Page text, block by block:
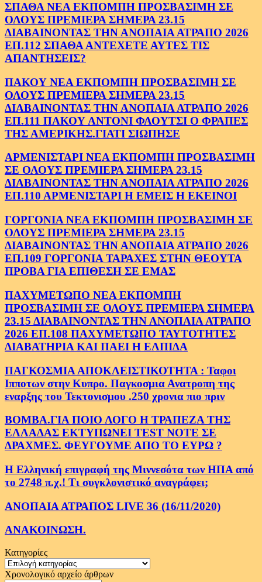
ΣΠΑΘΑ ΝΕΑ ΕΚΠΟΜΠΗ ΠΡΟΣΒΑΣΙΜΗ ΣΕ
ΟΛΟΥΣ ΠΡΕΜΙΕΡΑ ΣΗΜΕΡΑ 23.15
ΔΙΑΒΑΙΝΟΝΤΑΣ ΤΗΝ ΑΝΟΠΑΙΑ ΑΤΡΑΠΟ 2026
ΕΠ.112 ΣΠΑΘΑ ΑΝΤΕΧΕΤΕ ΑΥΤΕΣ ΤΙΣ
ΑΠΑΝΤΗΣΕΙΣ?
ΠΑΚΟΥ ΝΕΑ ΕΚΠΟΜΠΗ ΠΡΟΣΒΑΣΙΜΗ ΣΕ
ΟΛΟΥΣ ΠΡΕΜΙΕΡΑ ΣΗΜΕΡΑ 23.15
ΔΙΑΒΑΙΝΟΝΤΑΣ ΤΗΝ ΑΝΟΠΑΙΑ ΑΤΡΑΠΟ 2026
ΕΠ.111 ΠΑΚΟΥ ΑΝΤΟΝΙ ΦΑΟΥΤΣΙ Ο ΦΡΑΠΕΣ
ΤΗΣ ΑΜΕΡΙΚΗΣ.ΓΙΑΤΙ ΣΙΩΠΗΣΕ
ΑΡΜΕΝΙΣΤΑΡΙ ΝΕΑ ΕΚΠΟΜΠΗ ΠΡΟΣΒΑΣΙΜΗ
ΣΕ ΟΛΟΥΣ ΠΡΕΜΙΕΡΑ ΣΗΜΕΡΑ 23.15
ΔΙΑΒΑΙΝΟΝΤΑΣ ΤΗΝ ΑΝΟΠΑΙΑ ΑΤΡΑΠΟ 2026
ΕΠ.110 ΑΡΜΕΝΙΣΤΑΡΙ Η ΕΜΕΙΣ Η ΕΚΕΙΝΟΙ
ΓΟΡΓΟΝΙΑ ΝΕΑ ΕΚΠΟΜΠΗ ΠΡΟΣΒΑΣΙΜΗ ΣΕ
ΟΛΟΥΣ ΠΡΕΜΙΕΡΑ ΣΗΜΕΡΑ 23.15
ΔΙΑΒΑΙΝΟΝΤΑΣ ΤΗΝ ΑΝΟΠΑΙΑ ΑΤΡΑΠΟ 2026
ΕΠ.109 ΓΟΡΓΟΝΙΑ ΤΑΡΑΧΕΣ ΣΤΗΝ ΘΕΟΥΤΑ
ΠΡΟΒΑ ΓΙΑ ΕΠΙΘΕΣΗ ΣΕ ΕΜΑΣ
ΠΑΧΥΜΕΤΩΠΟ ΝΕΑ ΕΚΠΟΜΠΗ
ΠΡΟΣΒΑΣΙΜΗ ΣΕ ΟΛΟΥΣ ΠΡΕΜΙΕΡΑ ΣΗΜΕΡΑ
23.15 ΔΙΑΒΑΙΝΟΝΤΑΣ ΤΗΝ ΑΝΟΠΑΙΑ ΑΤΡΑΠΟ
2026 ΕΠ.108 ΠΑΧΥΜΕΤΩΠΟ ΤΑΥΤΟΤΗΤΕΣ
ΔΙΑΒΑΤΗΡΙΑ ΚΑΙ ΠΑΕΙ Η ΕΛΠΙΔΑ
ΠΑΓΚΟΣΜΙΑ ΑΠΟΚΛΕΙΣΤΙΚΟΤΗΤΑ : Ταφοι
Ιπποτων στην Κυπρο. Παγκοσμια Ανατροπη της
εναρξης του Τεκτονισμου .250 χρονια πιο πριν
ΒΟΜΒΑ.ΓΙΑ ΠΟΙΟ ΛΟΓΟ Η ΤΡΑΠΕΖΑ ΤΗΣ
ΕΛΛΑΔΑΣ ΕΚΤΥΠΩΝΕΙ TEST NOTE ΣΕ
ΔΡΑΧΜΕΣ. ΦΕΥΓΟΥΜΕ ΑΠΟ ΤΟ ΕΥΡΩ ?
Η Ελληνική επιγραφή της Μιννεσότα των ΗΠΑ από
το 2748 π.χ.! Τι συγκλονιστικό αναγράφει;
ΑΝΟΠΑΙΑ ΑΤΡΑΠΟΣ LIVE 36 (16/11/2020)
ΑΝΑΚΟΙΝΩΣΗ.
Κατηγορίες
Κατηγορίες
Χρονολογικό αρχείο άρθρων